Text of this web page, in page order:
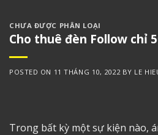
CHƯA ĐƯỢC PHÂN LOẠI
Cho thuê đèn Follow chỉ
POSTED ON 11 THÁNG 10, 2022BY LE
Trong bất kỳ một sự kiện nào,